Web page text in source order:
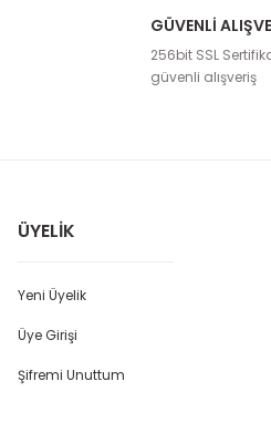
Bu ürünün fiyat bilgisi, resim, ürün
Görüş ve önerileriniz için teşekkür
Bu ürüne benzer farklı alternatifler
GÜVENLİ
256bit SSL
güvenli alışveriş
ÜYELIK
Yeni Üyelik
Üye Girişi
Şifremi Unuttum